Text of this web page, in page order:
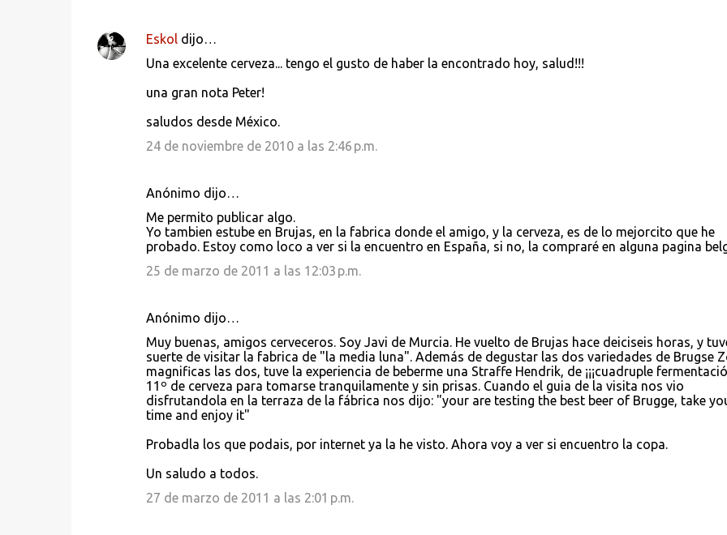
Eskoldijo…
Una excelente cerveza... tengo el gusto de haber la encontrado hoy, salud!!!
una gran nota Peter!
saludos desde México.
24 de noviembre de 2010 a las 2:46 p.m.
Anónimo dijo…
Me permito publicar algo.
Yo tambien estube en Brujas, en la fabrica donde el amigo, y la cerveza, es de lo mejorcito que he
probado. Estoy como loco a ver si la encuentro en España, si no, la compraré en alguna pagina
25 de marzo de 2011 a las 12:03 p.m.
Anónimo dijo…
Muy buenas, amigos cerveceros. Soy Javi de Murcia. He vuelto de Brujas hace deiciseis horas, y
suerte de visitar la fabrica de "la media luna". Además de degustar las dos variedades de Brugse
magnificas las dos, tuve la experiencia de beberme una Straffe Hendrik, de ¡¡¡cuadruple
11º de cerveza para tomarse tranquilamente y sin prisas. Cuando el guia de la visita nos vio
disfrutandola en la terraza de la fábrica nos dijo: "your are testing the best beer of Brugge, take
time and enjoy it"
Probadla los que podais, por internet ya la he visto. Ahora voy a ver si encuentro la copa.
Un saludo a todos.
27 de marzo de 2011 a las 2:01 p.m.